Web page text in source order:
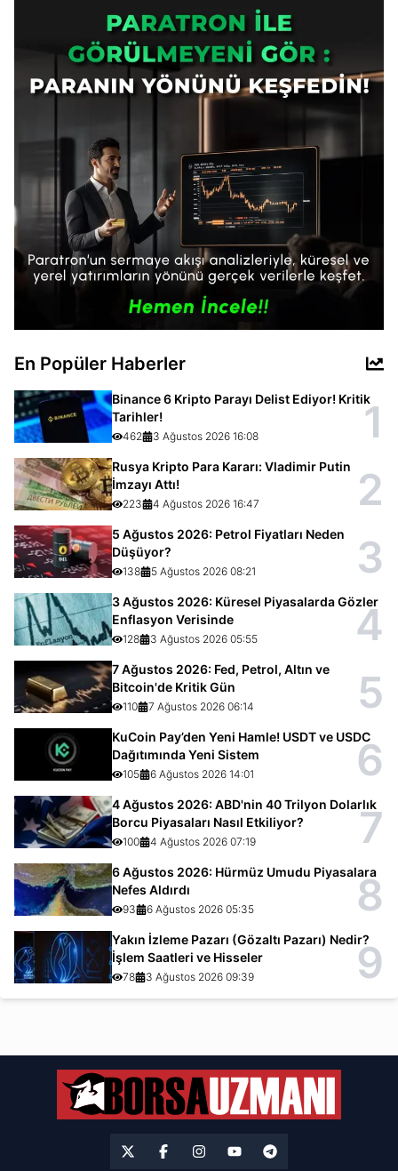
En Popüler Haberler
Binance 6 Kripto Parayı Delist Ediyor! Kritik
Tarihler!
462 3 Ağustos 2026 16:08 1
Rusya Kripto Para Kararı: Vladimir Putin
İmzayı Attı!
223 4 Ağustos 2026 16:47 2
5 Ağustos 2026: Petrol Fiyatları Neden
Düşüyor?
138 5 Ağustos 2026 08:21 3
3 Ağustos 2026: Küresel Piyasalarda Gözler
Enflasyon Verisinde
128 3 Ağustos 2026 05:55 4
7 Ağustos 2026: Fed, Petrol, Altın ve
Bitcoin'de Kritik Gün
110 7 Ağustos 2026 06:14 5
KuCoin Pay’den Yeni Hamle! USDT ve USDC
Dağıtımında Yeni Sistem
105 6 Ağustos 2026 14:01 6
4 Ağustos 2026: ABD'nin 40 Trilyon Dolarlık
Borcu Piyasaları Nasıl Etkiliyor?
100 4 Ağustos 2026 07:19 7
6 Ağustos 2026: Hürmüz Umudu Piyasalara
Nefes Aldırdı
93 6 Ağustos 2026 05:35 8
Yakın İzleme Pazarı (Gözaltı Pazarı) Nedir?
İşlem Saatleri ve Hisseler
78 3 Ağustos 2026 09:39 9